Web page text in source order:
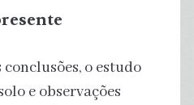
o estudo
e observações